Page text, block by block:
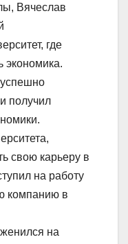
Вячеслав
где
экономика.
получил
свою карьеру в
на работу
компанию в
на